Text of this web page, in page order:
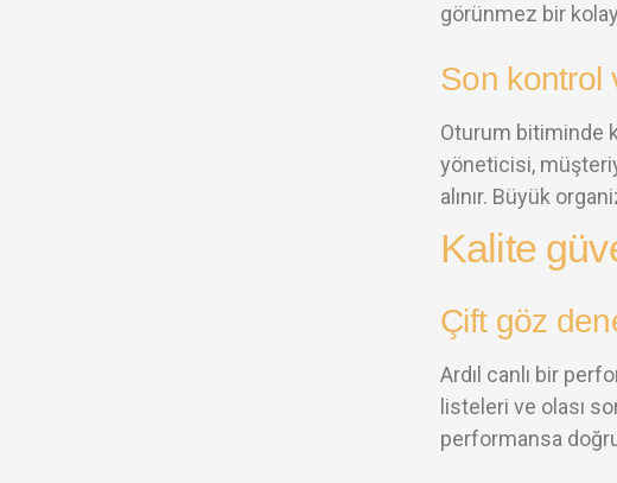
görünmez bir
Son kontrol
Oturum bitiminde
yöneticisi,
alınır. Büyük
Kalite
Çift göz
Ardıl canlı bir
listeleri ve olası
performansa